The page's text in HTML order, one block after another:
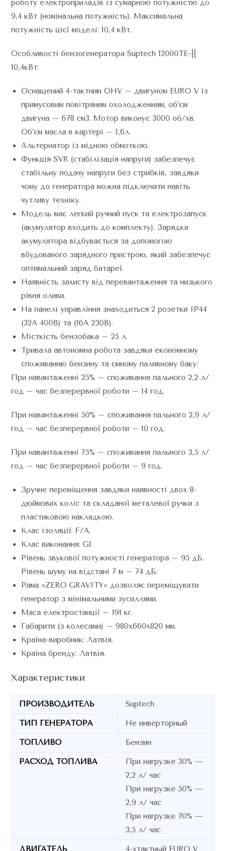
роботу електроприладів із сумарною потужністю до
9,4 кВт (номінальна потужність). Максимальна
потужність цієї моделі: 10,4 кВт.
Особливості бензогенератора Suptech 12000TE-||
10,4кВт:
Оснащений 4-тактним OHV – двигуном EURO V із
примусовим повітряним охолодженням, об’єм
двигуна – 678 см3. Мотор виконує 3000 об/хв.
Об’єм масла в картері – 1,6л.
Альтернатор із мідною обмоткою.
Функція SVR (стабілізація напруги) забезпечує
стабільну подачу напруги без стрибків, завдяки
чому до генератора можна підключати навіть
чутливу техніку.
Модель має легкий ручний пуск та електрозапуск
(акумулятор входить до комплекту). Зарядка
акумулятора відбувається за допомогою
вбудованого зарядного пристрою, який забезпечує
оптимальний заряд батареї.
Наявність захисту від перевантаження та низького
рівня оливи.
На панелі управління знаходиться 2 розетки IP44
(32А 400В) та (16А 230В).
Місткість бензобака – 25 л.
Тривала автономна робота завдяки економному
споживанню бензину та ємному паливному баку:
При навантаженні 25% – споживання пального 2,2 л/
год – час безперервної роботи – 14 год.
При навантаженні 50% – споживання пального 2,9 л/
год – час безперервної роботи – 10 год.
При навантаженні 75% – споживання пального 3,5 л/
год – час безперервної роботи – 9 год.
Зручне переміщення завдяки наявності двох 8-
дюймових коліс та складаної металевої ручки з
пластиковою накладкою.
Клас ізоляції: F/A.
Клас виконання: G1.
Рівень звукової потужності генератора – 95 дБ.
Рівень шуму на відстані 7 м – 74 дБ.
Рама «ZERO GRAVITY» дозволяє переміщувати
генератор з мінімальними зусиллями.
Маса електростанції – 191 кг.
Габарити (з колесами) – 980x660x820 мм.
Країна-виробник: Латвія.
Країна бренду: Латвія.
Характеристики
ПРОИЗВОДИТЕЛЬ Suptech
ТИП ГЕНЕРАТОРА Не инверторный
ТОПЛИВО Бензин
РАСХОД ТОПЛИВА
При нагрузке 30% —
2,2 л/ час
При нагрузке 50% —
2,9 л/ час
При нагрузке 70% —
3,5 л/ час
ДВИГАТЕЛЬ 4-хтактный EURO V